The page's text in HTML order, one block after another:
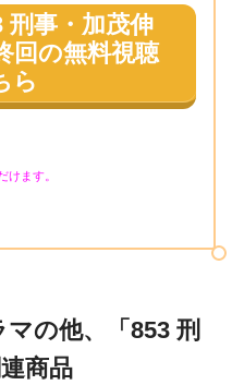
刑事・加茂伸
回 の無料視聴
ら
けます。
の他、「853 刑
商品